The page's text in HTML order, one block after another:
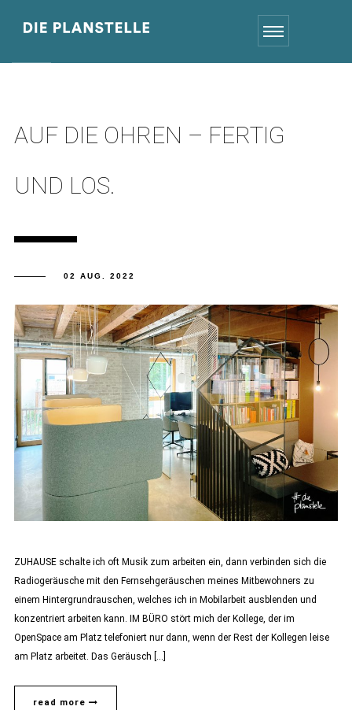
AUF DIE OHREN – FERTIG
UND LOS.
02 AUG. 2022
ZUHAUSE schalte ich oft Musik zum arbeiten ein, dann verbinden sich die
Radiogeräusche mit den Fernsehgeräuschen meines Mitbewohners zu
einem Hintergrundrauschen, welches ich in Mobilarbeit ausblenden und
konzentriert arbeiten kann. IM BÜRO stört mich der Kollege, der im
OpenSpace am Platz telefoniert nur dann, wenn der Rest der Kollegen leise
am Platz arbeitet. Das Geräusch […]
read more